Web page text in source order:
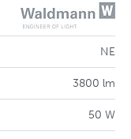
NE
3800 lm
50 W